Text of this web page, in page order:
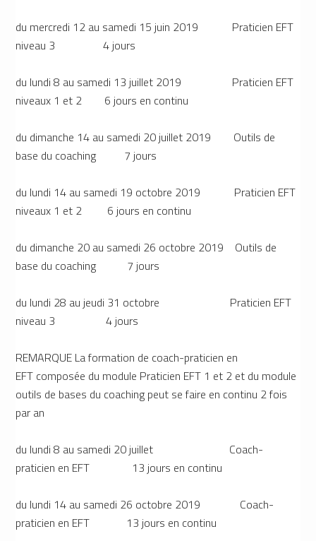
du mercredi 12 au samedi 15 juin 2019 Praticien EFT
niveau 3 4 jours
du lundi 8 au samedi 13 juillet 2019 Praticien EFT
niveaux 1 et 2 6 jours en continu
du dimanche 14 au samedi 20 juillet 2019 Outils de
base du coaching 7 jours
du lundi 14 au samedi 19 octobre 2019 Praticien EFT
niveaux 1 et 2 6 jours en continu
du dimanche 20 au samedi 26 octobre 2019 Outils de
base du coaching 7 jours
du lundi 28 au jeudi 31 octobre Praticien EFT
niveau 3 4 jours
REMARQUE La formation de coach-praticien en
EFT composée du module Praticien EFT 1 et 2 et du module
outils de bases du coaching peut se faire en continu 2 fois
par an
du lundi 8 au samedi 20 juillet Coach-
praticien en EFT 13 jours en continu
du lundi 14 au samedi 26 octobre 2019 Coach-
praticien en EFT 13 jours en continu